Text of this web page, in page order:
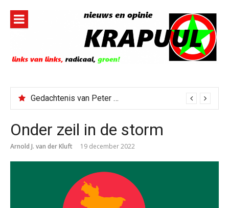
inhoud
Gedachtenis van Peter Faber
Onder zeil in de storm
Arnold J. van der Kluft 19 december 2022